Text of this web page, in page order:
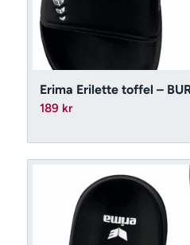
Erima Erilette toffel –
189 kr